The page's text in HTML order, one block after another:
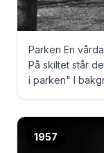
Parken En
På skiltet står
i parken" I
1957